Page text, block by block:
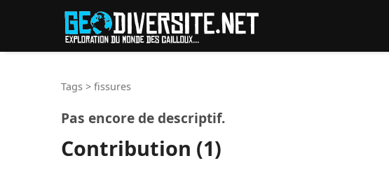
Tags > fissures
Pas encore de descriptif.
Contribution (1)